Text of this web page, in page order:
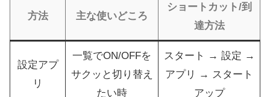
方法 主な使いどころ
ショートカット/到
達方法
設定アプ
リ
一覧でON/OFFを
サクッと切り替え
たい時
スタート → 設定 →
アプリ → スタート
アップ